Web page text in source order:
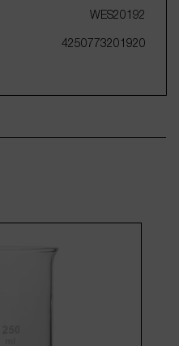
WES20192
4250773201920